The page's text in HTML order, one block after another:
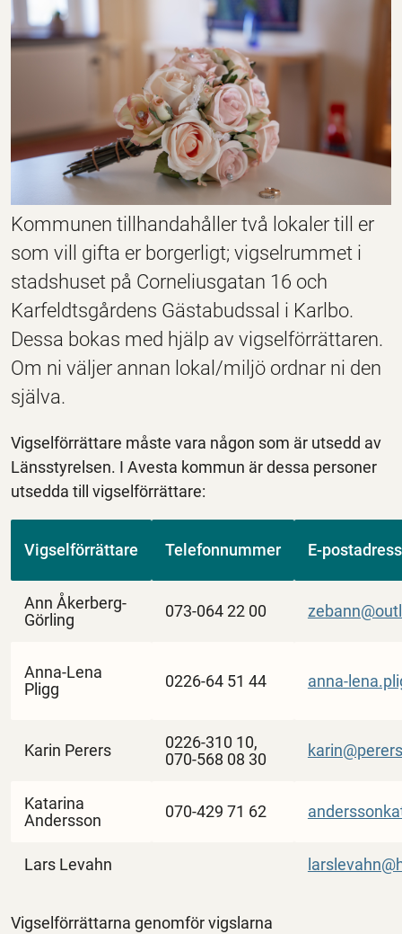
Kommunen tillhandahåller två lokaler till er
som vill gifta er borgerligt; vigselrummet i
stadshuset på Corneliusgatan 16 och
Karfeldtsgårdens Gästabudssal i Karlbo.
Dessa bokas med hjälp av vigselförrättaren.
Om ni väljer annan lokal/miljö ordnar ni den
själva.
Vigselförrättare måste vara någon som är utsedd av
Länsstyrelsen. I Avesta kommun är dessa personer
utsedda till vigselförrättare:
Vigselförrättare Telefonnummer E-postadress
Ann Åkerberg-
Görling
073-064 22 00
Anna-Lena
Pligg
0226-64 51 44 anna-
Karin Perers
0226-310 10,
070-568 08 30
Katarina
Andersson
070-429 71 62
Lars Levahn
Vigselförrättarna genomför vigslarna